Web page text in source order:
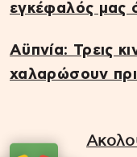
εγκέφαλός μας
Αϋπνία: Τρεις
χαλαρώσουν